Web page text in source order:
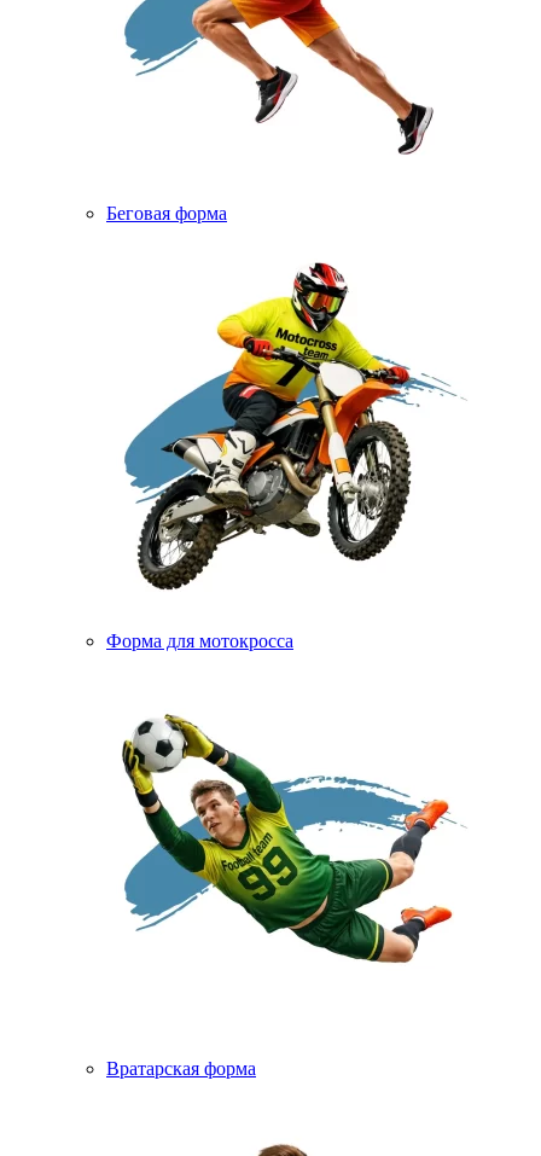
Беговая форма
Форма для мотокросса
Вратарская форма